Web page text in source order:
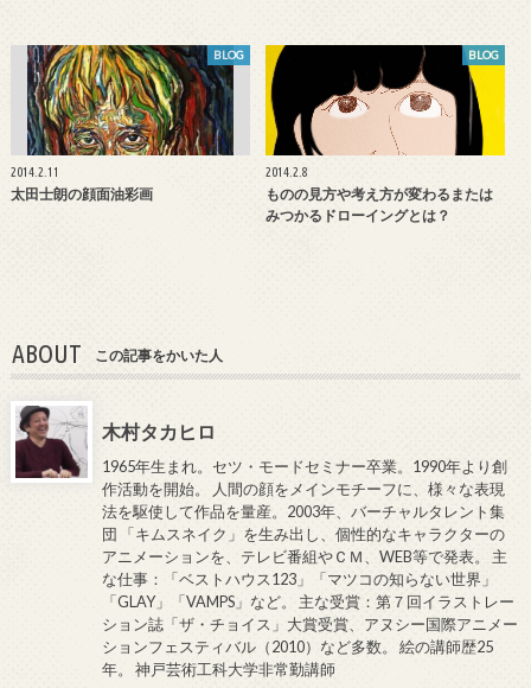
BLOG
2014.2.11
太田士朗の顔面油彩画
BLOG
2014.2.8
ものの見方や考え方が変わるまたは
みつかるドローイングとは？
ABOUT この記事をかいた人
木村タカヒロ
1965年生まれ。セツ・モードセミナー卒業。1990年より創
作活動を開始。 人間の顔をメインモチーフに、様々な表現
法を駆使して作品を量産。2003年、バーチャルタレント集
団 「キムスネイク」を生み出し、個性的なキャラクターの
アニメーションを、テレビ番組やＣＭ、WEB等で発表。 主
な仕事：「ベストハウス123」「マツコの知らない世界」
「GLAY」「VAMPS」など。 主な受賞：第７回イラストレー
ション誌「ザ・チョイス」大賞受賞、アヌシー国際アニメー
ションフェスティバル（2010）など多数。 絵の講師歴25
年。 神戸芸術工科大学非常勤講師